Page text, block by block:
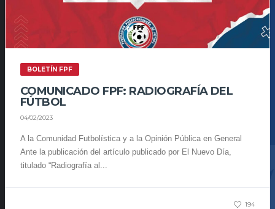
BOLETÍN FPF
COMUNICADO FPF: RADIOGRAFÍA DEL
FÚTBOL
04/02/2023
A la Comunidad Futbolística y a la Opinión Pública en General
Ante la publicación del artículo publicado por El Nuevo Día,
titulado “Radiografía al...
194